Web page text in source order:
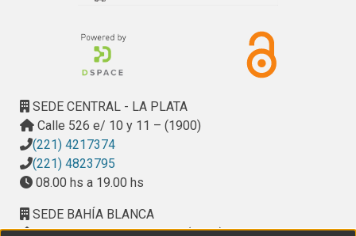
SEDE CENTRAL - LA PLATA
Calle 526 e/ 10 y 11 – (1900)
(221) 4217374
(221) 4823795
08.00 hs a 19.00 hs
SEDE BAHÍA BLANCA